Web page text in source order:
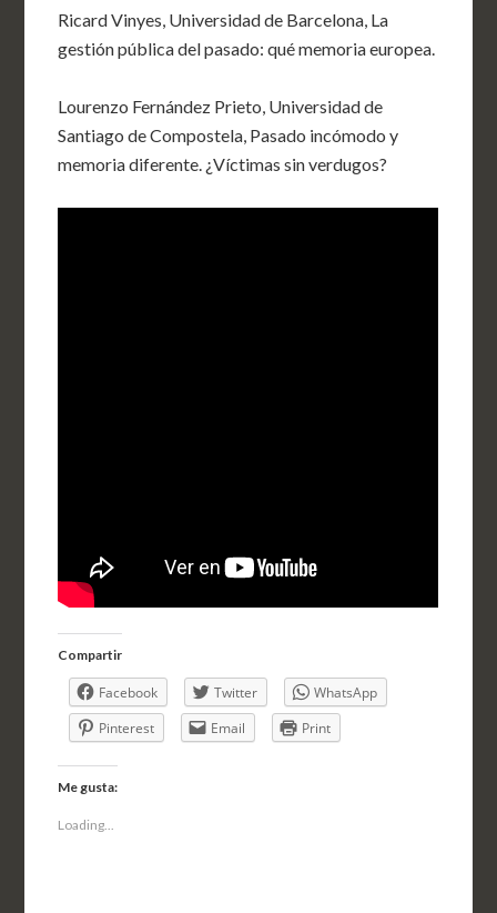
Ricard Vinyes, Universidad de Barcelona, La
gestión pública del pasado: qué memoria europea.
Lourenzo Fernández Prieto, Universidad de
Santiago de Compostela, Pasado incómodo y
memoria diferente. ¿Víctimas sin verdugos?
Compartir
Facebook Twitter
WhatsApp
Pinterest
Email Print
Me gusta:
Loading...